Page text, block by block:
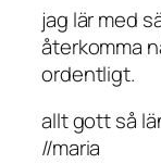
jag lär med
återkomma
ordentligt.
allt gott så
//maria